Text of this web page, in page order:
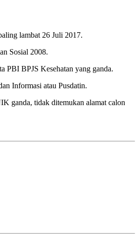
lambat 26 Juli 2017.
Sosial 2008.
PBI BPJS Kesehatan yang ganda.
Informasi atau Pusdatin.
ganda, tidak ditemukan alamat calon